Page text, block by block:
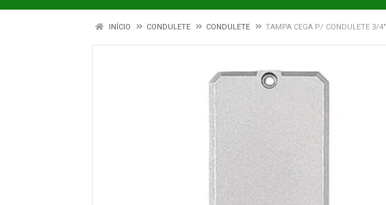
INÍCIO CONDULETE CONDULETE TAMPA CEGA P/ CONDULETE 3/4"